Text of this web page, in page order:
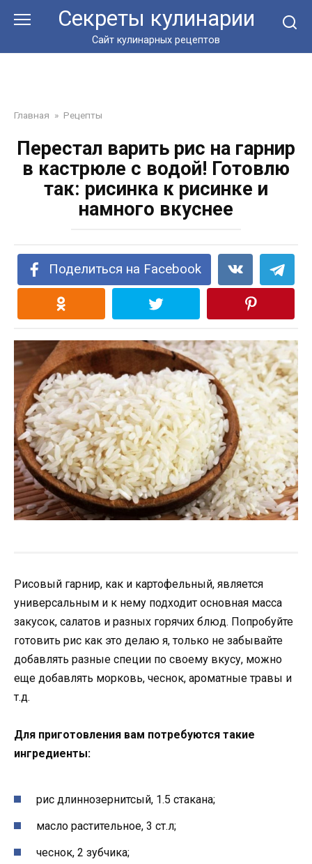
Секреты кулинарии
Сайт кулинарных рецептов
Главная » Рецепты
Перестал варить рис на гарнир
в кастрюле с водой! Готовлю
так: рисинка к рисинке и
намного вкуснее
Поделиться на Facebook
Рисовый гарнир, как и картофельный, является
универсальным и к нему подходит основная масса
закусок, салатов и разных горячих блюд. Попробуйте
готовить рис как это делаю я, только не забывайте
добавлять разные специи по своему вкусу, можно
еще добавлять морковь, чеснок, ароматные травы и
т.д.
Для приготовления вам потребуются такие
ингредиенты:
рис длиннозернитсый, 1.5 стакана;
масло растительное, 3 ст.л;
чеснок, 2 зубчика;